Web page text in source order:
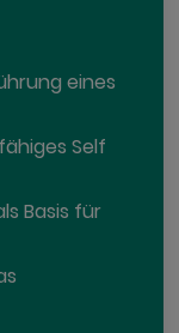
eines
Self
Basis für